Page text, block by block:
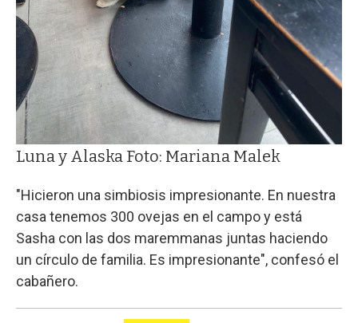
Luna y Alaska Foto: Mariana Malek
"Hicieron una simbiosis impresionante. En nuestra
casa tenemos 300 ovejas en el campo y está
Sasha con las dos maremmanas juntas haciendo
un círculo de familia. Es impresionante", confesó el
cabañero.